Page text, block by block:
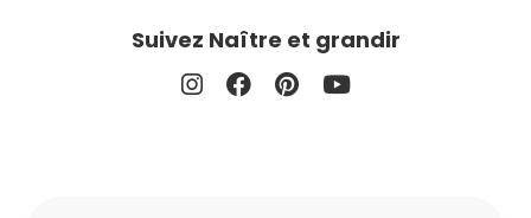
Suivez Naître et grandir